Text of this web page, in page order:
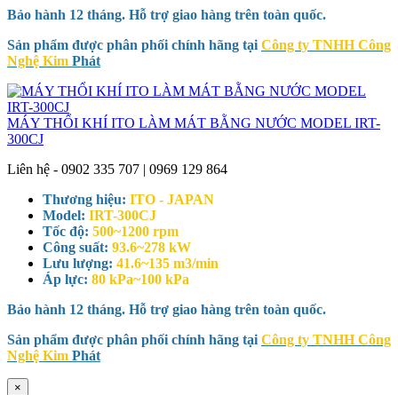
Bảo hành 12 tháng. Hỗ trợ giao hàng trên toàn quốc.
Sản phẩm được phân phối chính hãng tại Công ty TNHH Công
Nghệ Kim Phát
MÁY THỔI KHÍ ITO LÀM MÁT BẰNG NƯỚC MODEL IRT-
300CJ
Liên hệ - 0902 335 707 | 0969 129 864
Thương hiệu: ITO - JAPAN
Model: IRT-300CJ
Tốc độ: 500~1200 rpm
Công suất: 93.6~278 kW
Lưu lượng: 41.6~135 m3/min
Áp lực: 80 kPa~100 kPa
Bảo hành 12 tháng. Hỗ trợ giao hàng trên toàn quốc.
Sản phẩm được phân phối chính hãng tại Công ty TNHH Công
Nghệ Kim Phát
×